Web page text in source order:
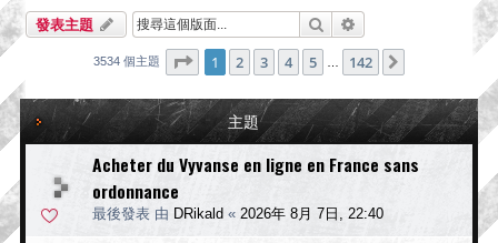
發表主題 搜尋
3534 個主題 1 頁 (共142頁)
1 2 3 4 5 142
主題
Acheter du Vyvanse en ligne en France sans
ordonnance
最後發表 由 DRikald « 2026年 8月 7日, 22:40